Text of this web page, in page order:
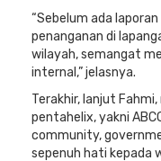
“Sebelum ada
penanganan di
wilayah, semangat
internal,” jelasnya.
Terakhir, lanjut
pentahelix, yakni
community,
sepenuh hati kepada